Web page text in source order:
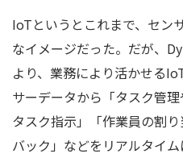
IoTというとこれまで、セン
なイメージだった。だが、
より、業務により活かせる
サーデータから「タスク管
タスク指示」「作業員の割
バック」などをリアルタイ